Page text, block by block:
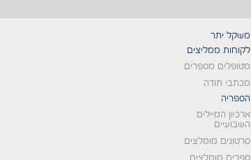
משקל יתר
לקוחות ממליצים
מטופלים מספרים
מכתבי תודה
הספריה
ארכיון המיילים
השבועיים
סרטונים מומלצים